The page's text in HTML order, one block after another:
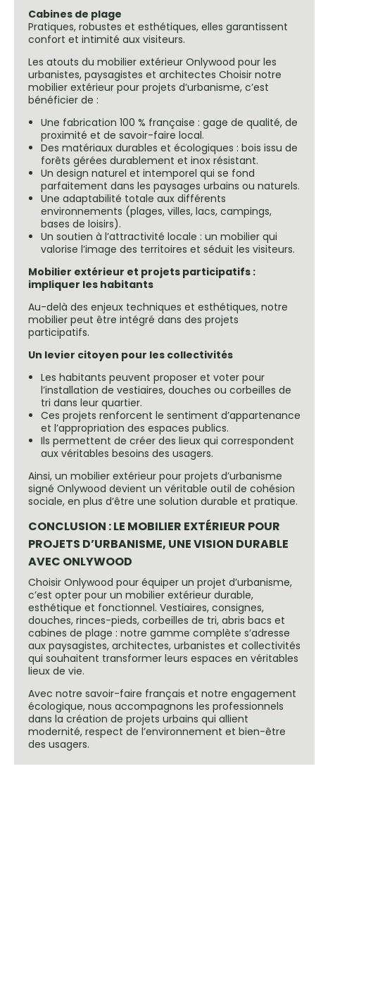
Cabines de plage
Pratiques, robustes et esthétiques, elles garantissent
confort et intimité aux visiteurs.
Les atouts du mobilier extérieur Onlywood pour les
urbanistes, paysagistes et architectes Choisir notre
mobilier extérieur pour projets d’urbanisme, c’est
bénéficier de :
Une fabrication 100 % française : gage de qualité, de
proximité et de savoir-faire local.
Des matériaux durables et écologiques : bois issu de
forêts gérées durablement et inox résistant.
Un design naturel et intemporel qui se fond
parfaitement dans les paysages urbains ou naturels.
Une adaptabilité totale aux différents
environnements (plages, villes, lacs, campings,
bases de loisirs).
Un soutien à l’attractivité locale : un mobilier qui
valorise l’image des territoires et séduit les visiteurs.
Mobilier extérieur et projets participatifs :
impliquer les habitants
Au-delà des enjeux techniques et esthétiques, notre
mobilier peut être intégré dans des projets
participatifs.
Un levier citoyen pour les collectivités
Les habitants peuvent proposer et voter pour
l’installation de vestiaires, douches ou corbeilles de
tri dans leur quartier.
Ces projets renforcent le sentiment d’appartenance
et l’appropriation des espaces publics.
Ils permettent de créer des lieux qui correspondent
aux véritables besoins des usagers.
Ainsi, un mobilier extérieur pour projets d’urbanisme
signé Onlywood devient un véritable outil de cohésion
sociale, en plus d’être une solution durable et pratique.
CONCLUSION : LE MOBILIER EXTÉRIEUR POUR
PROJETS D’URBANISME, UNE VISION DURABLE
AVEC ONLYWOOD
Choisir Onlywood pour équiper un projet d’urbanisme,
c’est opter pour un mobilier extérieur durable,
esthétique et fonctionnel. Vestiaires, consignes,
douches, rinces-pieds, corbeilles de tri, abris bacs et
cabines de plage : notre gamme complète s’adresse
aux paysagistes, architectes, urbanistes et collectivités
qui souhaitent transformer leurs espaces en véritables
lieux de vie.
Avec notre savoir-faire français et notre engagement
écologique, nous accompagnons les professionnels
dans la création de projets urbains qui allient
modernité, respect de l’environnement et bien-être
des usagers.